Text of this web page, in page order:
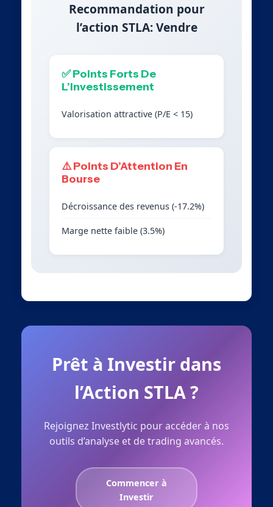
Recommandation pour
l’action STLA: Vendre
✅ Points Forts De
L’Investissement
Valorisation attractive (P/E < 15)
⚠️ Points D’Attention En
Bourse
Décroissance des revenus (-17.2%)
Marge nette faible (3.5%)
Prêt à Investir dans
l’Action STLA ?
Rejoignez Investlytic pour accéder à nos
outils d’analyse et de trading avancés.
Commencer à
Investir